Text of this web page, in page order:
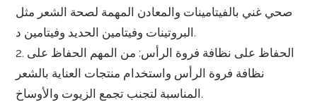
صحي غني بالفيتامينات والمعادن المهمة لصحة الشعر مثل
البروتينات وفيتامين الحديد وفيتامين د.
2. الحفاظ على نظافة فروة الرأس: من المهم الحفاظ على
نظافة فروة الرأس واستخدام منتجات العناية بالشعر
المناسبة لتجنب تجمع الزيوت والأوساخ.